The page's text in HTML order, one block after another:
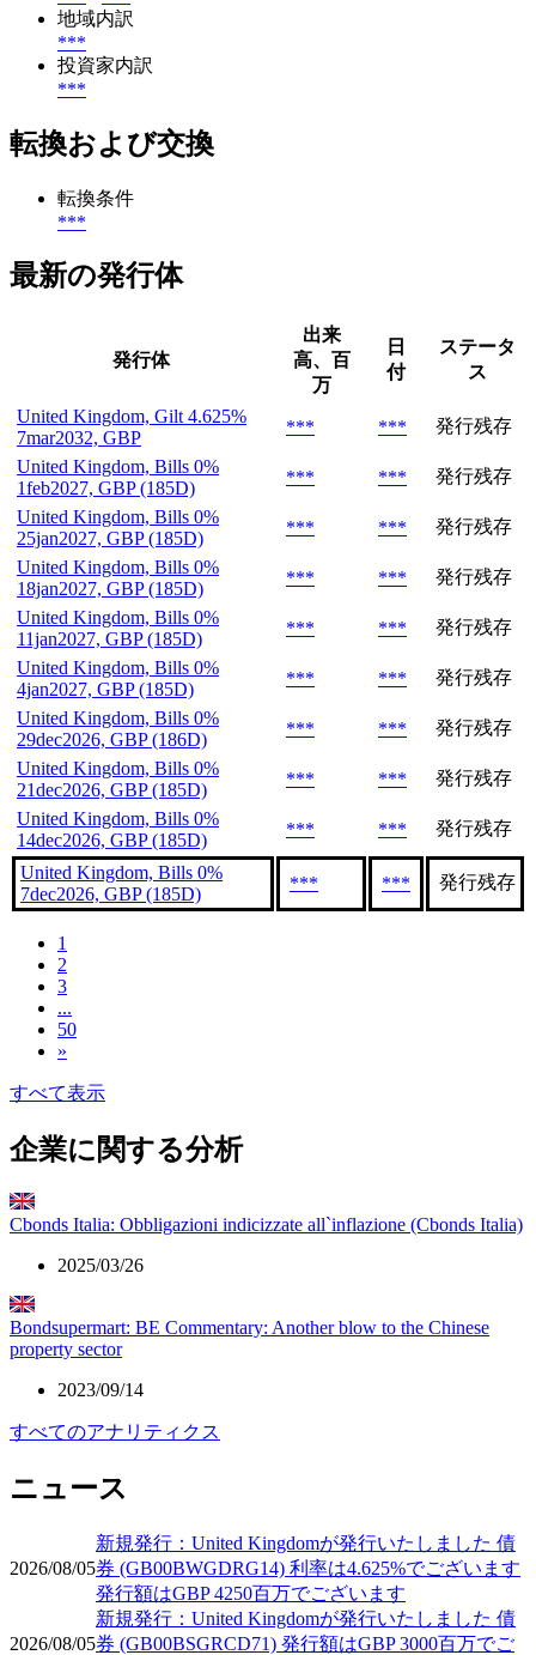
地域内訳
***
投資家内訳
***
転換および交換
転換条件
***
最新の発行体
発行体
出来
高、百
万
日
付
ステータ
ス
United Kingdom, Gilt 4.625%
7mar2032, GBP
*** ***
発行残存
United Kingdom, Bills 0%
1feb2027, GBP (185D)
*** ***
発行残存
United Kingdom, Bills 0%
25jan2027, GBP (185D)
*** ***
発行残存
United Kingdom, Bills 0%
18jan2027, GBP (185D)
*** ***
発行残存
United Kingdom, Bills 0%
11jan2027, GBP (185D)
*** ***
発行残存
United Kingdom, Bills 0%
4jan2027, GBP (185D)
*** ***
発行残存
United Kingdom, Bills 0%
29dec2026, GBP (186D)
*** ***
発行残存
United Kingdom, Bills 0%
21dec2026, GBP (185D)
*** ***
発行残存
United Kingdom, Bills 0%
14dec2026, GBP (185D)
*** *** 発行残存
United Kingdom, Bills 0%
7dec2026, GBP (185D)
*** *** 発行残存
1
2
3
...
50
»
すべて表示
企業に関する分析
Cbonds Italia: Obbligazioni indicizzate all`inflazione (Cbonds Italia)
2025/03/26
Bondsupermart: BE Commentary: Another blow to the Chinese
property sector
2023/09/14
すべてのアナリティクス
ニュース
2026/08/05
新規発行：United Kingdomが発行いたしました 債
券 (GB00BWGDRG14) 利率は4.625%でございます
発行額はGBP 4250百万でございます
2026/08/05
新規発行：United Kingdomが発行いたしました 債
券 (GB00BSGRCD71) 発行額はGBP 3000百万でご